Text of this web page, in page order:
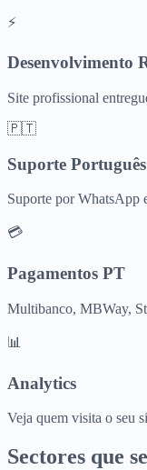
⚡
Desenvolvimento
Site profissional
🇵🇹
Suporte Português
Suporte por WhatsApp
💳
Pagamentos PT
Multibanco, MBWay,
📊
Analytics
Veja quem visita o seu
Sectores que